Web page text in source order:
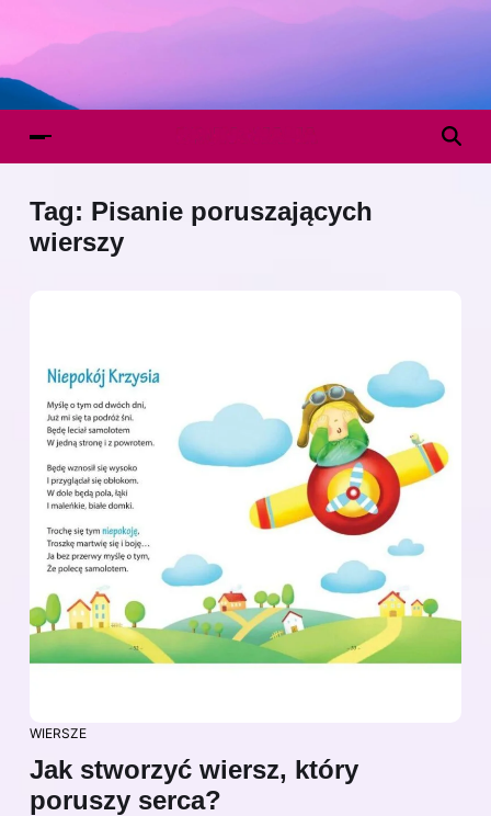
Tag: Pisanie poruszających
wierszy
WIERSZE
Jak stworzyć wiersz, który
poruszy serca?